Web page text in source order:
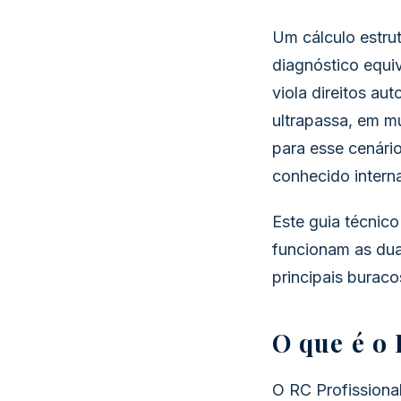
Um cálculo
diagnóstico
viola direitos
ultrapassa, em
para esse
conhecido
Este guia
funcionam as
principais
O que é
O RC